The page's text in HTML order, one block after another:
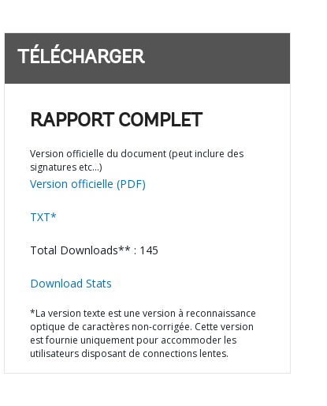
TÉLÉCHARGER
RAPPORT COMPLET
Version officielle du document (peut inclure des
signatures etc…)
Version officielle (PDF)
TXT*
Total Downloads** : 145
Download Stats
*La version texte est une version à reconnaissance
optique de caractères non-corrigée. Cette version
est fournie uniquement pour accommoder les
utilisateurs disposant de connections lentes.